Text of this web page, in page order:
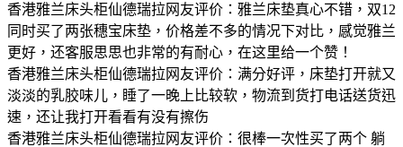
香港雅兰床头柜仙德瑞拉网友评价：雅兰床垫真心不错，双12
同时买了两张穗宝床垫，价格差不多的情况下对比，感觉雅兰
更好，还客服思思也非常的有耐心，在这里给一个赞！
香港雅兰床头柜仙德瑞拉网友评价：满分好评，床垫打开就又
淡淡的乳胶味儿，睡了一晚上比较软，物流到货打电话送货迅
速，还让我打开看看有没有擦伤
香港雅兰床头柜仙德瑞拉网友评价：很棒一次性买了两个 躺